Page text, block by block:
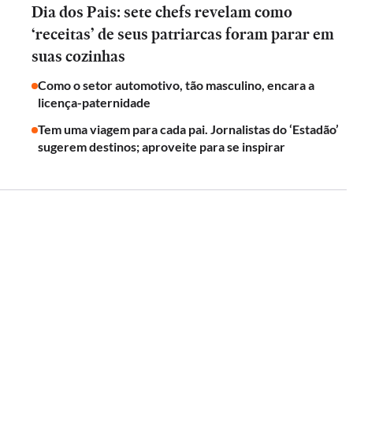
Dia dos Pais: sete chefs revelam como
‘receitas’ de seus patriarcas foram parar em
suas cozinhas
Como o setor automotivo, tão masculino, encara a
licença-paternidade
Tem uma viagem para cada pai. Jornalistas do ‘Estadão’
sugerem destinos; aproveite para se inspirar